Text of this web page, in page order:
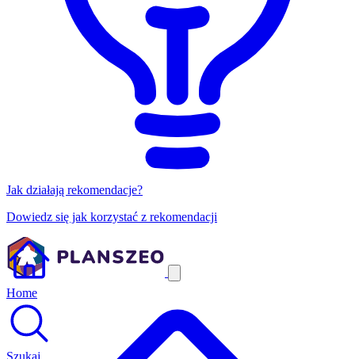
Jak działają rekomendacje?
Dowiedz się jak korzystać z rekomendacji
Home
Szukaj